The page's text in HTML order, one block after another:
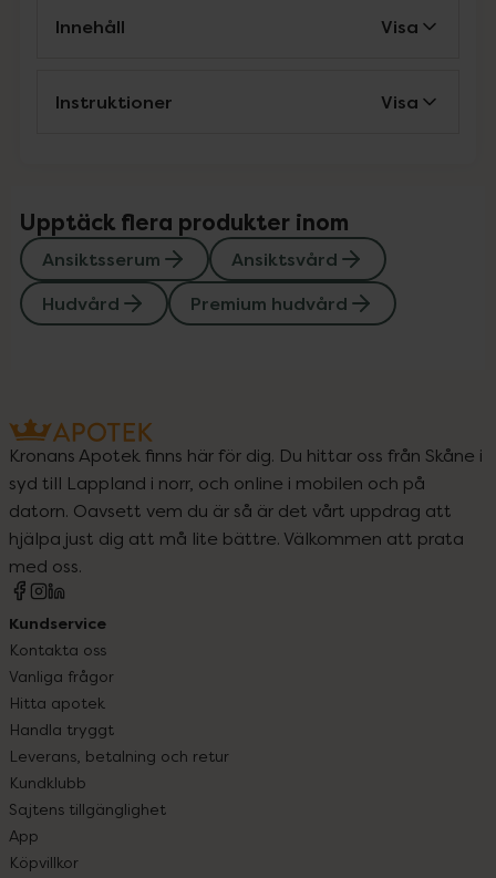
Innehåll Visa
Instruktioner Visa
Upptäck flera produkter inom
Ansiktsserum
Ansiktsvård
Hudvård
Premium hudvård
Kronans Apotek finns här för dig. Du hittar oss från Skåne i
syd till Lappland i norr, och online i mobilen och på
datorn. Oavsett vem du är så är det vårt uppdrag att
hjälpa just dig att må lite bättre. Välkommen att prata
med oss.
Kundservice
Kontakta oss
Vanliga frågor
Hitta apotek
Handla tryggt
Leverans, betalning och retur
Kundklubb
Sajtens tillgänglighet
App
Köpvillkor